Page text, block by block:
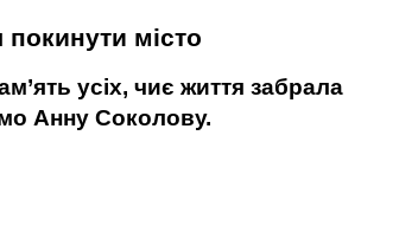
покинути місто
усіх, чиє життя забрала
Анну Соколову.